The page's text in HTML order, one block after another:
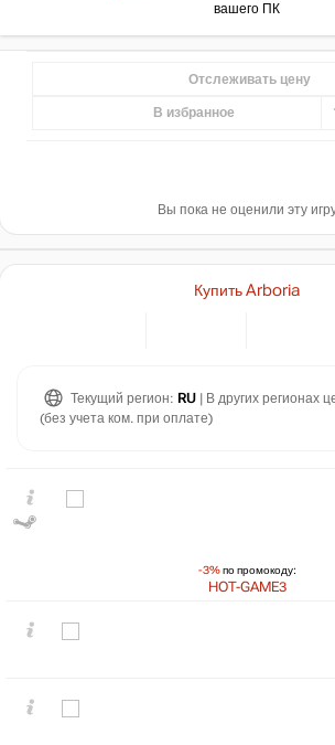
вашего ПК
Отслеживать цену
В избранное
Вы пока не оценили эту
Купить Arboria
Текущий регион: RU | В других регионах
(без учета ком. при оплате)
-3%по промокоду:
HOT-GAME3